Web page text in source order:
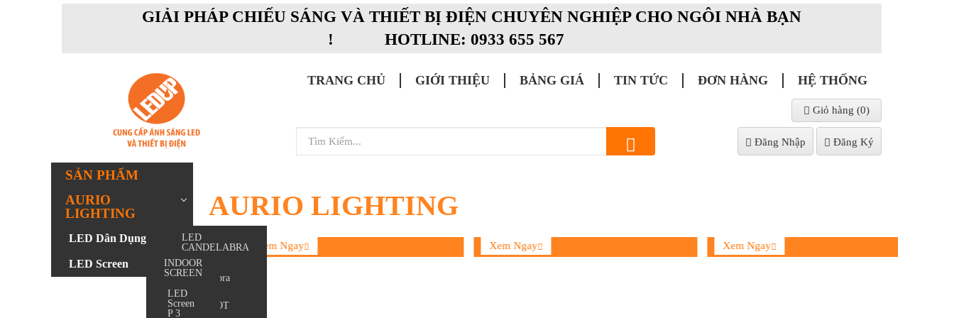
GIẢI PHÁP CHIẾU SÁNG VÀ THIẾT BỊ ĐIỆN CHUYÊN NGHIỆP CHO NGÔI NHÀ BẠN
! HOTLINE: 0933 655 567
TRANG CHỦ GIỚI THIỆU BẢNG GIÁ TIN TỨC ĐƠN HÀNG HỆ THỐNG
Giỏ hàng (0)
Đăng Nhập Đăng Ký
SẢN PHẨM
AURIO
LIGHTING
LED Dân Dụng
LED
CANDELABRA
Led
Candelabra
LED SPOT
LED Screen
INDOOR
SCREEN
LED
Screen
P 3
AURIO LIGHTING
LED Công Nghiệp
Xem Ngay Xem Ngay Xem Ngay